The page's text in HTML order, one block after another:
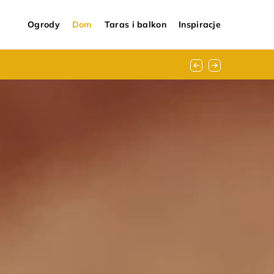
Ogrody Dom Taras i balkon Inspiracje
twojego domu